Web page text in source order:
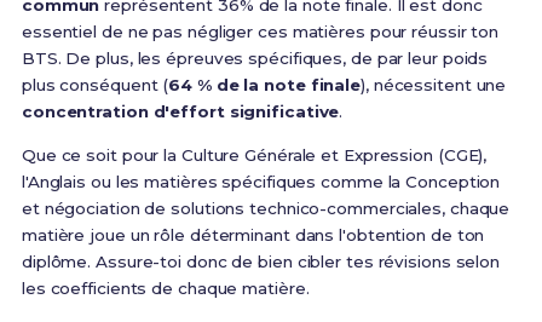
commun représentent 36% de la note finale. Il est donc
essentiel de ne pas négliger ces matières pour réussir ton
BTS. De plus, les épreuves spécifiques, de par leur poids
plus conséquent (64 % de la note finale), nécessitent une
concentration d'effort significative.
Que ce soit pour la Culture Générale et Expression (CGE),
l'Anglais ou les matières spécifiques comme la Conception
et négociation de solutions technico-commerciales, chaque
matière joue un rôle déterminant dans l'obtention de ton
diplôme. Assure-toi donc de bien cibler tes révisions selon
les coefficients de chaque matière.